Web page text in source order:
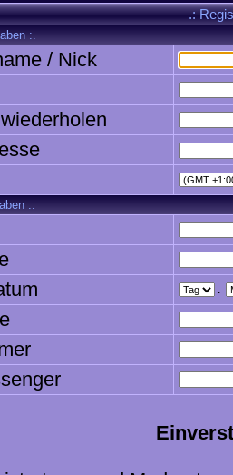
.:
:.
/ Nick
:.
.